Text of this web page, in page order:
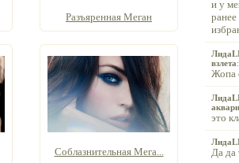
Разъяренная Меган
Соблазнительная Мега...
и у
взлета:
Жопа
это
Да да